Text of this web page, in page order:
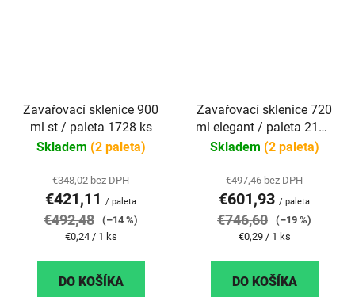
Zavařovací sklenice 900
ml st / paleta 1728 ks
Skladem (2 paleta)
€348,02 bez DPH
€421,11 / paleta
€492,48
(–14 %)
Jednotková
€0,24 / 1 ks
DO KOŠÍKA
Zavařovací sklenice 720
ml elegant / paleta 2112
ks
Skladem (2 paleta)
€497,46 bez DPH
€601,93 / paleta
€746,60
(–19 %)
Jednotková
€0,29 / 1 ks
DO KOŠÍKA